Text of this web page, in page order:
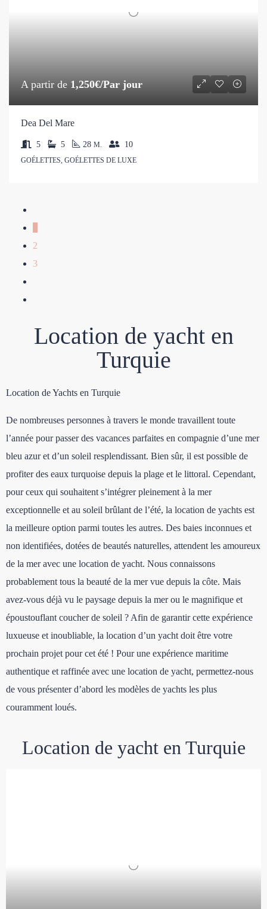
A partir de 1,250€/Par jour
Dea Del Mare
5 5 28 M. 10
GOÉLETTES, GOÉLETTES DE LUXE
2
3
Location de yacht en
Turquie
Location de Yachts en Turquie
De nombreuses personnes à travers le monde travaillent toute
l’année pour passer des vacances parfaites en compagnie d’une mer
bleu azur et d’un soleil resplendissant. Bien sûr, il est possible de
profiter des eaux turquoise depuis la plage et le littoral. Cependant,
pour ceux qui souhaitent s’intégrer pleinement à la mer
exceptionnelle et au soleil brûlant de l’été, la location de yachts est
la meilleure option parmi toutes les autres. Des baies inconnues et
non identifiées, dotées de beautés naturelles, attendent les amoureux
de la mer avec une location de yacht. Nous connaissons
probablement tous la beauté de la mer vue depuis la côte. Mais
avez-vous déjà vu le paysage depuis la mer ou le magnifique et
époustouflant coucher de soleil ? Afin de garantir cette expérience
luxueuse et inoubliable, la location d’un yacht doit être votre
prochain projet pour cet été ! Pour une expérience maritime
authentique et raffinée avec une location de yacht, permettez-nous
de vous présenter d’abord les modèles de yachts les plus
couramment loués.
Location de yacht en Turquie